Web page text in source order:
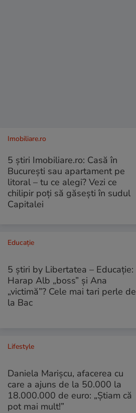
Imobiliare.ro
5 știri Imobiliare.ro: Casă în
București sau apartament pe
litoral – tu ce alegi? Vezi ce
chilipir poți să găsești în sudul
Capitalei
Educație
5 știri by Libertatea – Educație:
Harap Alb „boss” și Ana
„victimă”? Cele mai tari perle de
la Bac
Lifestyle
Daniela Marișcu, afacerea cu
care a ajuns de la 50.000 la
18.000.000 de euro: „Știam că
pot mai mult!”